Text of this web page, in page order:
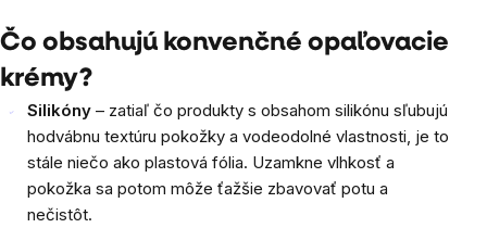
Čo obsahujú konvenčné opaľovacie
krémy?
Silikóny – zatiaľ čo produkty s obsahom silikónu sľubujú
hodvábnu textúru pokožky a vodeodolné vlastnosti, je to
stále niečo ako plastová fólia. Uzamkne vlhkosť a
pokožka sa potom môže ťažšie zbavovať potu a
nečistôt.